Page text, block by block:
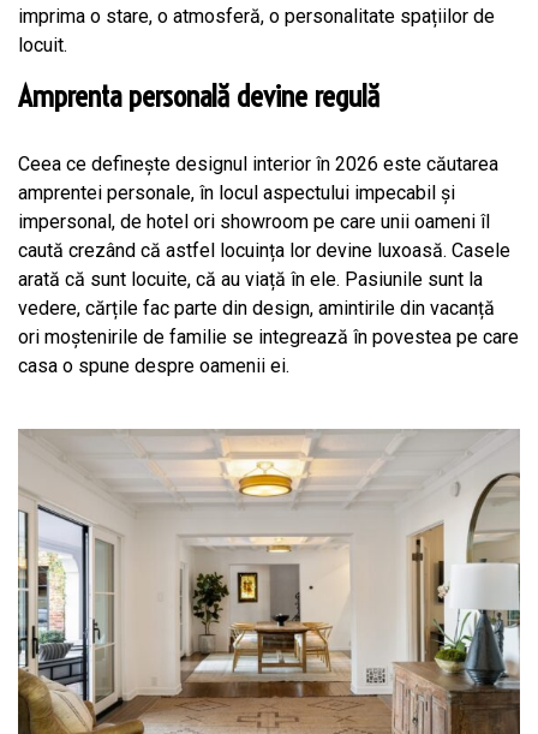
imprima o stare, o atmosferă, o personalitate spațiilor de
locuit.
Amprenta personală devine regulă
Ceea ce definește designul interior în 2026 este căutarea
amprentei personale, în locul aspectului impecabil și
impersonal, de hotel ori showroom pe care unii oameni îl
caută crezând că astfel locuința lor devine luxoasă. Casele
arată că sunt locuite, că au viață în ele. Pasiunile sunt la
vedere, cărțile fac parte din design, amintirile din vacanță
ori moștenirile de familie se integrează în povestea pe care
casa o spune despre oamenii ei.